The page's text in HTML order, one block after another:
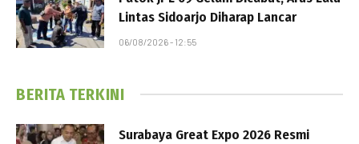
Lintas Sidoarjo Diharap Lancar
06/08/2026 - 12:55
BERITA TERKINI
Surabaya Great Expo 2026 Resmi